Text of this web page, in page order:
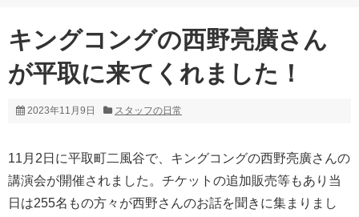
キングコングの西野亮廣さん
が平取に来てくれました！
2023年11月9日 スタッフの日常
11月2日に平取町二風谷で、キングコングの西野亮廣さんの
講演会が開催されました。チケットの追加販売等もあり当
日は255名もの方々が西野さんのお話を聞きに集まりまし